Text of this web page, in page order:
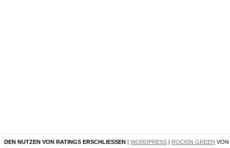
DEN NUTZEN VON RATINGS ERSCHLIESSEN |WORDPRESS | ROCKIN GREEN